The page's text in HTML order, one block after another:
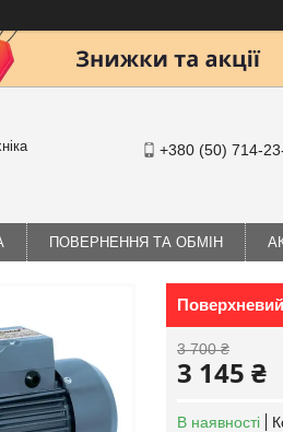
+380 (50) 714-
ПОВЕРНЕННЯ ТА ОБМІН
3 700 ₴
3 145 ₴
В наявності